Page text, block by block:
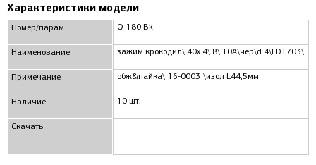
Характеристики модели
Номер/парам.
Наименование
Примечание
Наличие
Скачать
Q-180 Bk
зажим крокодил\ 40x 4\ 8\ 10А\чер\d 4\FD1703\
обж&пайка\[16-0003]\изол L44,5мм
10 шт.
-